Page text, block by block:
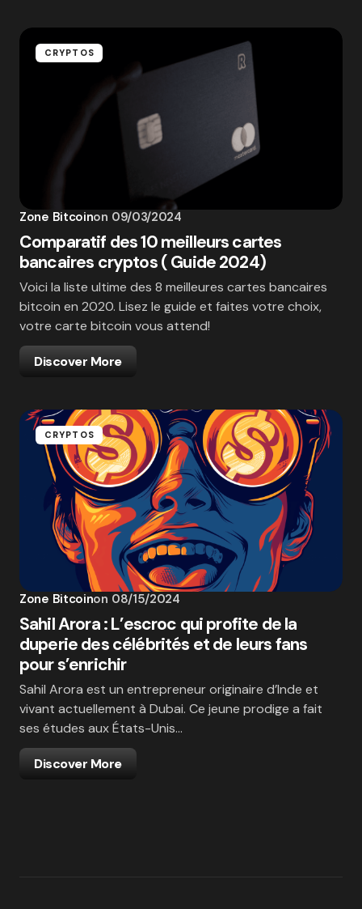
CRYPTOS
Zone Bitcoinon 09/03/2024
Comparatif des 10 meilleurs cartes
bancaires cryptos ( Guide 2024)
Voici la liste ultime des 8 meilleures cartes bancaires
bitcoin en 2020. Lisez le guide et faites votre choix,
votre carte bitcoin vous attend!
Discover More
CRYPTOS
Zone Bitcoinon 08/15/2024
Sahil Arora : L’escroc qui profite de la
duperie des célébrités et de leurs fans
pour s’enrichir
Sahil Arora est un entrepreneur originaire d’Inde et
vivant actuellement à Dubai. Ce jeune prodige a fait
ses études aux États-Unis…
Discover More